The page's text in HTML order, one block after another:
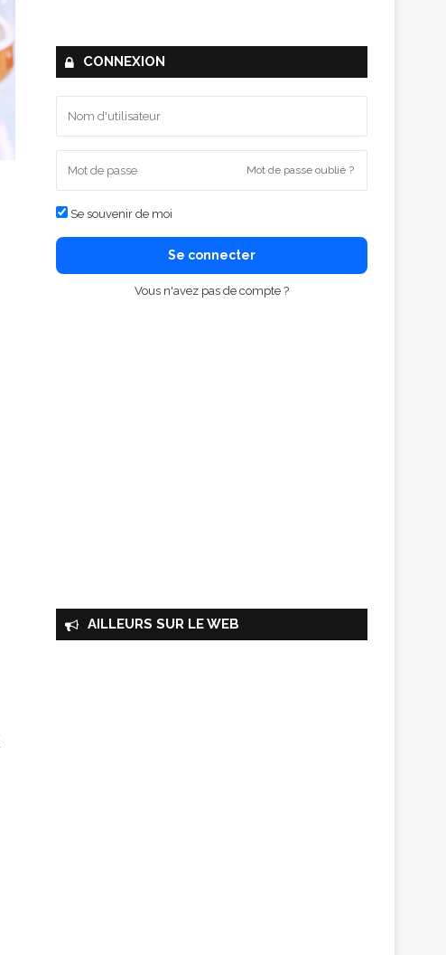
CONNEXION
Mot de passe oublié ?
Se souvenir de moi
Se connecter
Vous n'avez pas de compte ?
AILLEURS SUR LE WEB